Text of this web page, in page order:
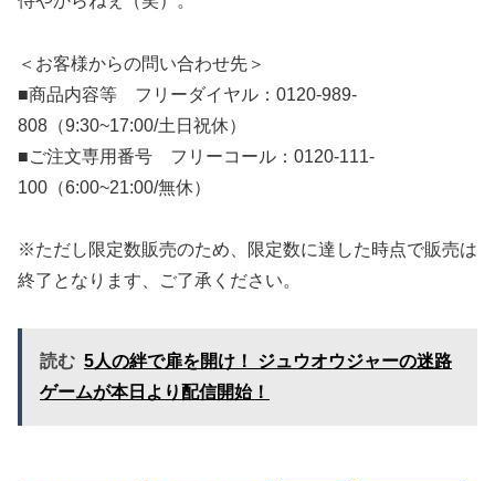
＜お客様からの問い合わせ先＞
■商品内容等 フリーダイヤル：0120-989-
808（9:30~17:00/土日祝休）
■ご注文専用番号 フリーコール：0120-111-
100（6:00~21:00/無休）
※ただし限定数販売のため、限定数に達した時点で販売は
終了となります、ご了承ください。
読む 5人の絆で扉を開け！ ジュウオウジャーの迷路
ゲームが本日より配信開始！